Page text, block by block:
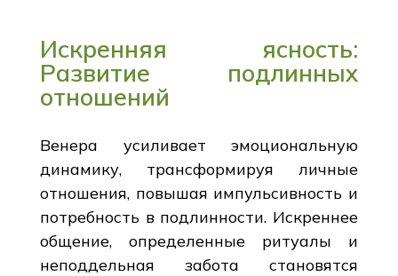
Искренняя ясность:
Развитие подлинных
отношений
Венера усиливает эмоциональную
динамику, трансформируя личные
отношения, повышая импульсивность и
потребность в подлинности. Искреннее
общение, определенные ритуалы и
неподдельная забота становятся